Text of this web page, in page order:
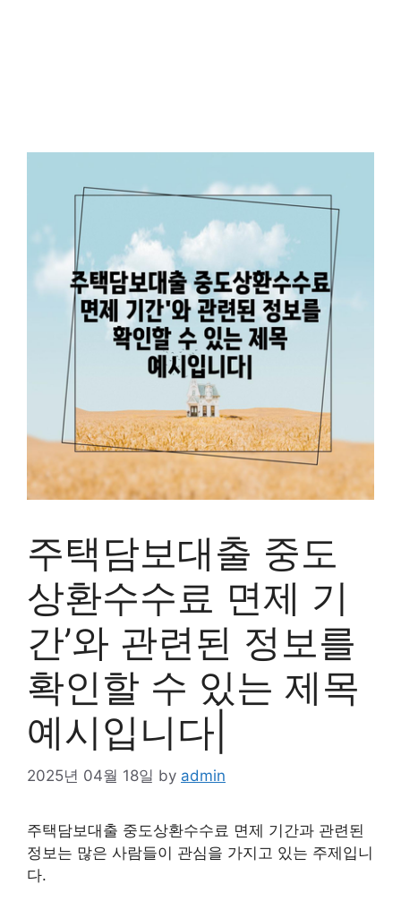
주택담보대출 중도
상환수수료 면제 기
간’와 관련된 정보를
확인할 수 있는 제목
예시입니다|
2025년 04월 18일 by admin
주택담보대출 중도상환수수료 면제 기간과 관련된
정보는 많은 사람들이 관심을 가지고 있는 주제입니
다.